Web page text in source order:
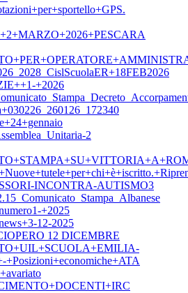
+2026
2
INCONTRA-AUTISMO3
+2025
12-2025
12 DICEMBRE